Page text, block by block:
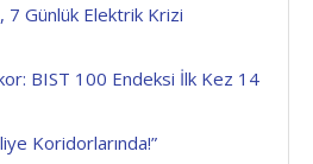
7 Günlük Elektrik Krizi
BIST 100 Endeksi İlk Kez 14
Koridorlarında!”